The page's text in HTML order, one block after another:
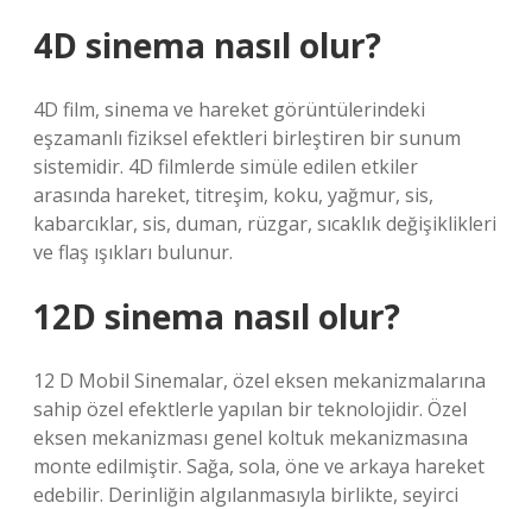
4D sinema nasıl olur?
4D film, sinema ve hareket görüntülerindeki
eşzamanlı fiziksel efektleri birleştiren bir sunum
sistemidir. 4D filmlerde simüle edilen etkiler
arasında hareket, titreşim, koku, yağmur, sis,
kabarcıklar, sis, duman, rüzgar, sıcaklık değişiklikleri
ve flaş ışıkları bulunur.
12D sinema nasıl olur?
12 D Mobil Sinemalar, özel eksen mekanizmalarına
sahip özel efektlerle yapılan bir teknolojidir. Özel
eksen mekanizması genel koltuk mekanizmasına
monte edilmiştir. Sağa, sola, öne ve arkaya hareket
edebilir. Derinliğin algılanmasıyla birlikte, seyirci